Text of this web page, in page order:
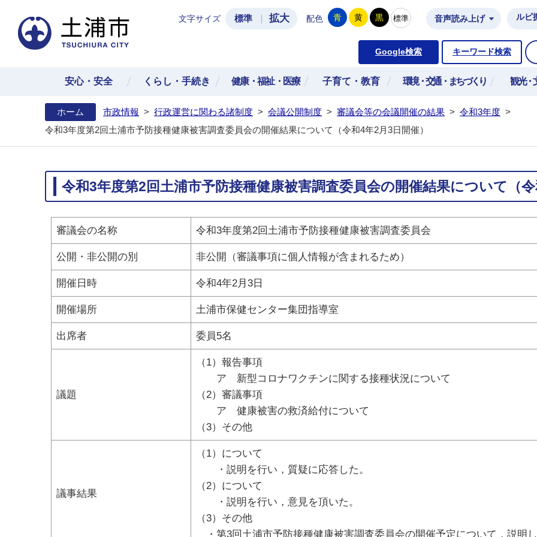
土浦市公式ホームページ
文字サイズ 標準 拡大 配色 青 黄 黒 標準 音声読み上げ ルビ
Google検索 キーワード検索
安心・安全 くらし・手続き 健康・福祉・医療 子育て・教育 環境・交通・まちづくり 観光・
ホーム 市政情報 > 行政運営に関わる諸制度 > 会議公開制度 > 審議会等の会議開催の結果 > 令和3年度 >
令和3年度第2回土浦市予防接種健康被害調査委員会の開催結果について（令和4年2月3日開催）
令和3年度第2回土浦市予防接種健康被害調査委員会の開催結果について（
審議会の名称 令和3年度第2回土浦市予防接種健康被害調査委員会
公開・非公開の別 非公開（審議事項に個人情報が含まれるため）
開催日時 令和4年2月3日
開催場所 土浦市保健センター集団指導室
出席者 委員5名
議題
（1）報告事項
ア 新型コロナワクチンに関する接種状況について
（2）審議事項
ア 健康被害の救済給付について
（3）その他
議事結果
（1）について
・説明を行い，質疑に応答した。
（2）について
・説明を行い，意見を頂いた。
（3）その他
・第3回土浦市予防接種健康被害調査委員会の開催予定について，説明